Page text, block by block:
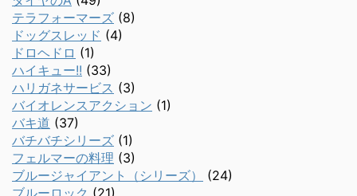
テラフォーマーズ (8)
ドッグスレッド (4)
ドロヘドロ (1)
ハイキュー!! (33)
ハリガネサービス (3)
バイオレンスアクション (1)
バキ道 (37)
バチバチシリーズ (1)
フェルマーの料理 (3)
ブルージャイアント（シリーズ）
(24)